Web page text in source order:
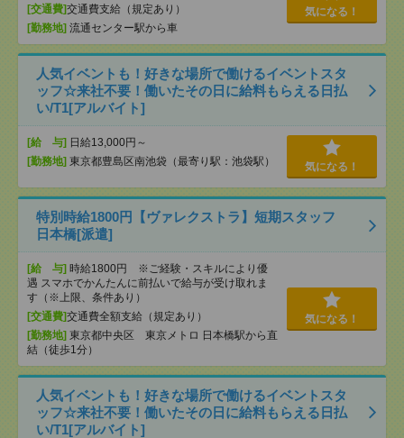
[交通費]交通費支給（規定あり）
[勤務地] 流通センター駅から車
気になる！
人気イベントも！好きな場所で働けるイベントスタ
ッフ☆来社不要！働いたその日に給料もらえる日払
い/T1[アルバイト]
[給 与] 日給13,000円～
[勤務地] 東京都豊島区南池袋（最寄り駅：池袋駅） 気になる！
特別時給1800円【ヴァレクストラ】短期スタッフ
日本橋[派遣]
[給 与] 時給1800円 ※ご経験・スキルにより優
遇 スマホでかんたんに前払いで給与が受け取れま
す（※上限、条件あり）
[交通費]交通費全額支給（規定あり）
[勤務地] 東京都中央区 東京メトロ 日本橋駅から直
結（徒歩1分）
気になる！
人気イベントも！好きな場所で働けるイベントスタ
ッフ☆来社不要！働いたその日に給料もらえる日払
い/T1[アルバイト]